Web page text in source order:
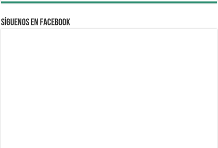
Síguenos en Facebook